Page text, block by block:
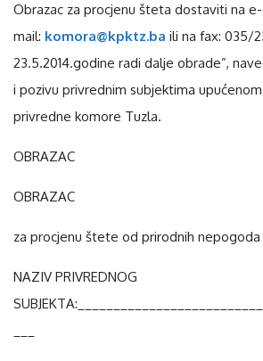
Obrazac za procjenu šteta dostaviti na e-
mail: komora@kpktz.ba ili na fax: 035/
23.5.2014.godine radi dalje obrade”,
i pozivu privrednim subjektima
privredne komore Tuzla.
OBRAZAC
OBRAZAC
za procjenu štete od prirodnih nepogoda
NAZIV PRIVREDNOG